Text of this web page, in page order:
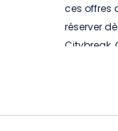
ces offres
réserver
Citybreak